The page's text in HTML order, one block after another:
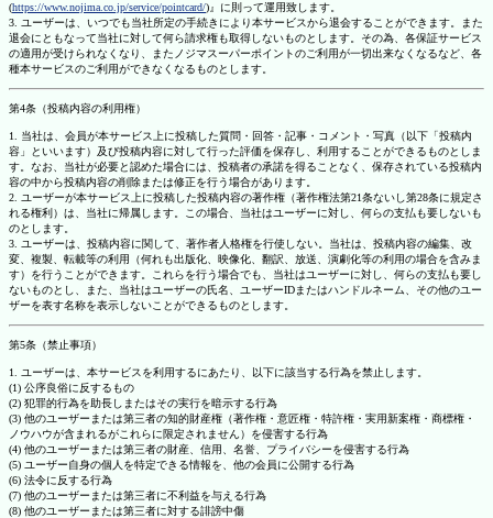
(https://www.nojima.co.jp/service/pointcard/)』に則って運用致します。
3. ユーザーは、いつでも当社所定の手続きにより本サービスから退会することができます。また
退会にともなって当社に対して何ら請求権も取得しないものとします。その為、各保証サービス
の適用が受けられなくなり、またノジマスーパーポイントのご利用が一切出来なくなるなど、各
種本サービスのご利用ができなくなるものとします。
第4条（投稿内容の利用権）
1. 当社は、会員が本サービス上に投稿した質問・回答・記事・コメント・写真（以下「投稿内
容」といいます）及び投稿内容に対して行った評価を保存し、利用することができるものとしま
す。なお、当社が必要と認めた場合には、投稿者の承諾を得ることなく、保存されている投稿内
容の中から投稿内容の削除または修正を行う場合があります。
2. ユーザーが本サービス上に投稿した投稿内容の著作権（著作権法第21条ないし第28条に規定さ
れる権利）は、当社に帰属します。この場合、当社はユーザーに対し、何らの支払も要しないも
のとします。
3. ユーザーは、投稿内容に関して、著作者人格権を行使しない。当社は、投稿内容の編集、改
変、複製、転載等の利用（何れも出版化、映像化、翻訳、放送、演劇化等の利用の場合を含みま
す）を行うことができます。これらを行う場合でも、当社はユーザーに対し、何らの支払も要し
ないものとし、また、当社はユーザーの氏名、ユーザーIDまたはハンドルネーム、その他のユー
ザーを表す名称を表示しないことができるものとします。
第5条（禁止事項）
1. ユーザーは、本サービスを利用するにあたり、以下に該当する行為を禁止します。
(1) 公序良俗に反するもの
(2) 犯罪的行為を助長しまたはその実行を暗示する行為
(3) 他のユーザーまたは第三者の知的財産権（著作権・意匠権・特許権・実用新案権・商標権・
ノウハウが含まれるがこれらに限定されません）を侵害する行為
(4) 他のユーザーまたは第三者の財産、信用、名誉、プライバシーを侵害する行為
(5) ユーザー自身の個人を特定できる情報を、他の会員に公開する行為
(6) 法令に反する行為
(7) 他のユーザーまたは第三者に不利益を与える行為
(8) 他のユーザーまたは第三者に対する誹謗中傷